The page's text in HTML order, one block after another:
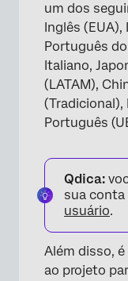
um dos
Inglês
Português
Italiano,
(LATAM),
(Tradicional),
Português
Qdica:
sua conta
usuário.
Além disso,
ao projeto